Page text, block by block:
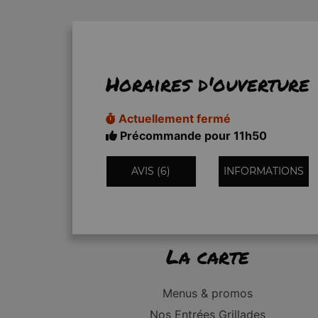
Horaires d'ouverture
Actuellement fermé
Précommande pour 11h50
AVIS (6) INFORMATIONS
La carte
Menus & promos
Nos Entrées Grillades